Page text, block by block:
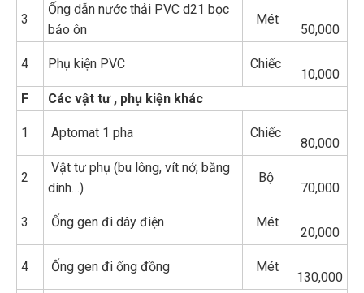
3
Ống dẫn nước thải PVC d21 bọc
bảo ôn
Mét
50,000
4 Phụ kiện PVC Chiếc
10,000
F
Các vật tư , phụ kiện khác
1 Aptomat 1 pha Chiếc
80,000
2
Vật tư phụ (bu lông, vít nở, băng
dính…)
Bộ
70,000
3 Ống gen đi dây điện Mét
20,000
4 Ống gen đi ống đồng Mét
130,000